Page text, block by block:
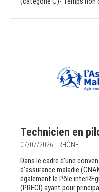
Technicien en
07/07/2026 - RHÔNE
Dans le cadre d'une
d'assurance maladie
également le Pôle
(PRECI) ayant pour